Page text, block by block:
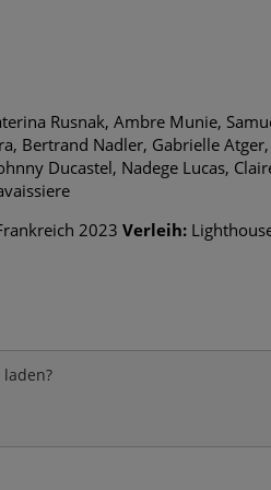
Rusnak, Ambre Munie,
Bertrand Nadler, Gabrielle Atger,
Ducastel, Nadege Lucas,
2023 Verleih: